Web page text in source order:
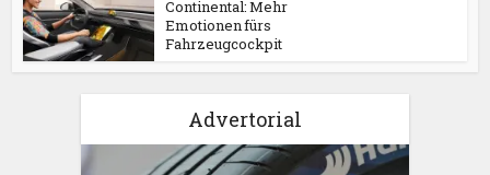
Continental: Mehr
Emotionen fürs
Fahrzeugcockpit
Advertorial